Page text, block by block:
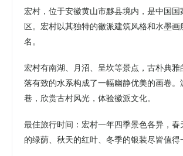
宏村，位于安徽黄山市黟县境内，是中国国
区。宏村以其独特的徽派建筑风格和水墨画
名。
宏村有南湖、月沼、呈坎等景点，古朴典
落有致的水系构成了一幅幽静优美的画卷
巷，欣赏古村风光，体验徽派文化。
最佳旅行时间：宏村一年四季景色各异，
的绿荫、秋天的红叶、冬季的银装尽皆值得